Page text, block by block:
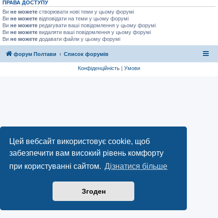
Цей вебсайт використовує cookie, щоб
забезпечити вам високий рівень комфорту
при користуванні сайтом. Дізнатися більше
Згоден
ПРАВА ДОСТУПУ
Ви не можете створювати нові теми у цьому форумі
Ви не можете відповідати на теми у цьому форумі
Ви не можете редагувати ваші повідомлення у цьому форумі
Ви не можете видаляти ваші повідомлення у цьому форумі
Ви не можете додавати файли у цьому форумі
форум Полтави Список форумів
Конфіденційність | Умови